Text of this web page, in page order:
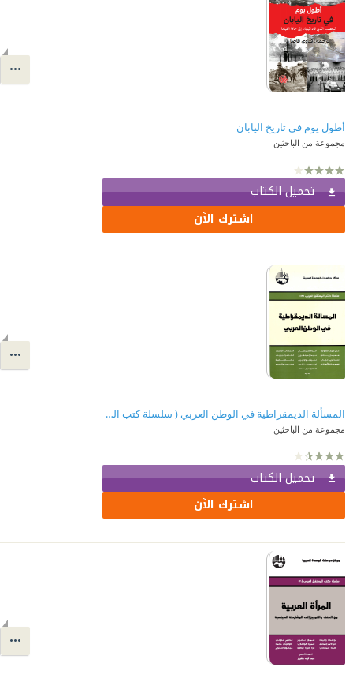
أطول يوم في تاريخ اليابان
مجموعة من الباحثين
تحميل الكتاب
اشترك الآن
المسألة الديمقراطية في الوطن العربي ( سلسلة كتب المستقبل العربي )
مجموعة من الباحثين
تحميل الكتاب
اشترك الآن